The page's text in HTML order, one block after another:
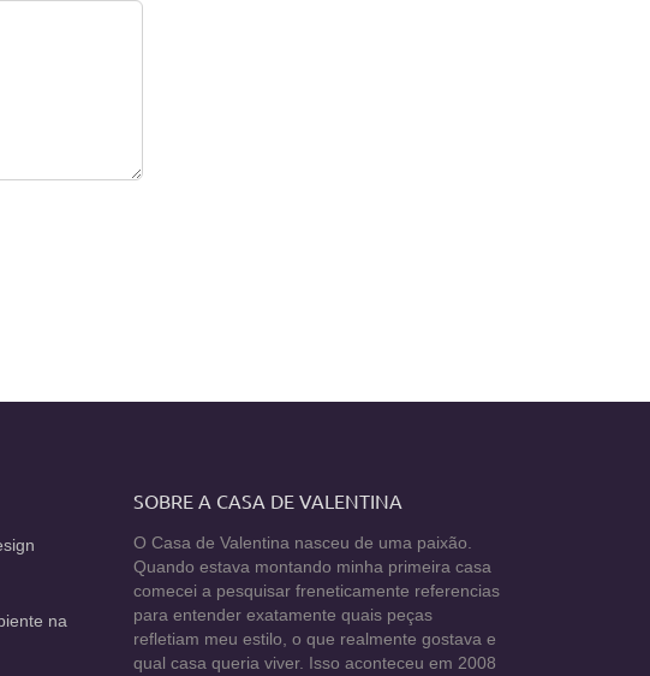
na
SOBRE A CASA DE VALENTINA
O Casa de Valentina nasceu de uma paixão.
Quando estava montando minha primeira casa
comecei a pesquisar freneticamente referencias
para entender exatamente quais peças
refletiam meu estilo, o que realmente gostava e
qual casa queria viver. Isso aconteceu em 2008